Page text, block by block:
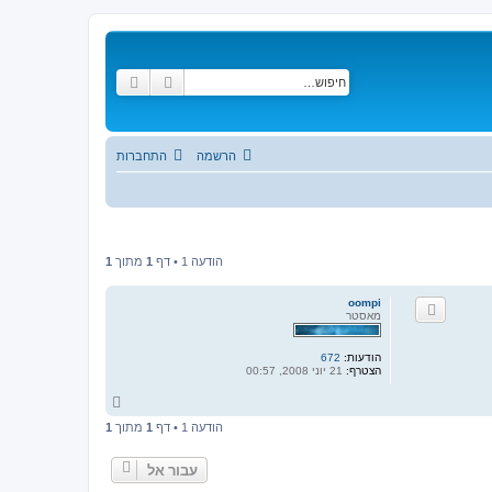
חיפוש
התחברות הרשמה
הודעה 1 • דף 1 מתוך 1
oompi
מאסטר
הודעות: 672
הצטרף:
ר
הודעה 1 • דף 1 מתוך 1
עבור אל